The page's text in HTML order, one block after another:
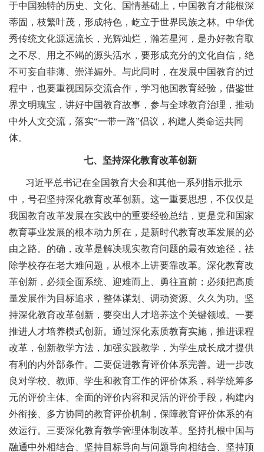
于中国独特的历史、文化、国情基础上，中国教育才能根深
蒂固，枝繁叶茂，形成特色，屹立于世界民族之林。中华优
秀传统文化源远流长，光辉灿烂，瀚若星河，是办好教育取
之不尽、用之不竭的源头活水，要形成充分的文化自信，绝
不可妄自菲薄、崇洋媚外。与此同时，在发展中国教育的过
程中，也要重视国际交流合作，学习他国教育经验，借鉴世
界文明瑰宝，讲好中国教育故事，参与全球教育治理，推动
中外人文交流，落实“一带一路”倡议，构建人类命运共同
体。
七、坚持深化教育改革创新
习近平总书记在全国教育大会和其他一系列指示批示
中，号召坚持深化教育改革创新。这一重要思想，不仅仅是
我国教育改革发展在实践中的重要经验总结，更是党和国家
教育事业发展的根本动力所在，是新时代教育改革发展的必
由之路。的确，改革是解决现实教育问题的最有效途径，祛
除学校存在老大难问题，从根本上讲要靠改革。深化教育改
革创新，必须全面系统、迎难而上、勇往直前；必须把高质
量发展作为目标追求，整体谋划、调动资源、久久为功。坚
持深化教育改革创新，要突出人才培养这个关键领域。一要
推进人才培养模式创新。通过深化素质教育实施，推进课程
改革，创新教学方法，加强实践教学，为学生成长成才提供
有利的内外部条件。二要促进教育评价体系完善。进一步改
良对学校、教师、学生和教育工作的评价体系，科学统筹多
元的评价主体、全面的评价内容和灵活的评价手段，构建内
外衔接、多方协同的教育评价机制，保障教育评价体系的有
效运行。三要深化教育教学管理体制改革。坚持扎根中国与
融通中外相结合、坚持目标导向与问题导向相结合、坚持顶